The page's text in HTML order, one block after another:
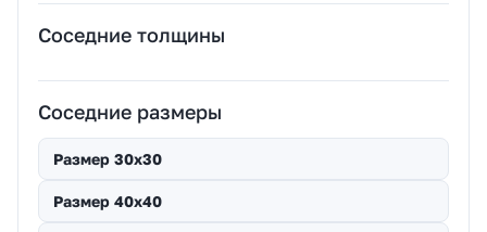
Соседние толщины
Соседние размеры
Размер 30х30
Размер 40х40